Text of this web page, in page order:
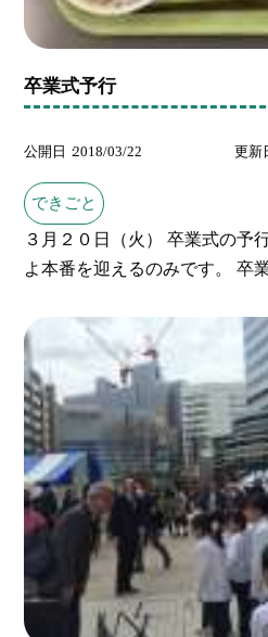
卒業式予行
公開日 2018/03/22 更新
できごと
３月２０日（火） 卒業式の予
よ本番を迎えるのみです。 卒